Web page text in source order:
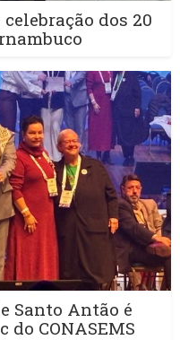
dos 20
Santo Antão é
do CONASEMS